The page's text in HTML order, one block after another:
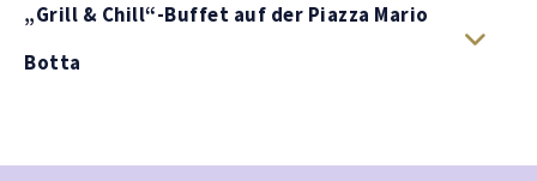
„Grill & Chill“-Buffet auf der Piazza Mario
Botta